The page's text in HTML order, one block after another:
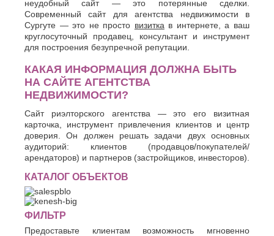
неудобный сайт — это потерянные сделки.
Современный сайт для агентства недвижимости в
Сургуте — это не просто визитка в интернете, а ваш
круглосуточный продавец, консультант и инструмент
для построения безупречной репутации.
КАКАЯ ИНФОРМАЦИЯ ДОЛЖНА БЫТЬ
НА САЙТЕ АГЕНТСТВА
НЕДВИЖИМОСТИ?
Сайт риэлторского агентства — это его визитная
карточка, инструмент привлечения клиентов и центр
доверия. Он должен решать задачи двух основных
аудиторий: клиентов (продавцов/покупателей/
арендаторов) и партнеров (застройщиков, инвесторов).
КАТАЛОГ ОБЪЕКТОВ
ФИЛЬТР
Предоставьте клиентам возможность мгновенно